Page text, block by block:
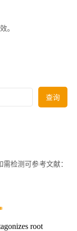
。
查询
检测可参考文献：
root